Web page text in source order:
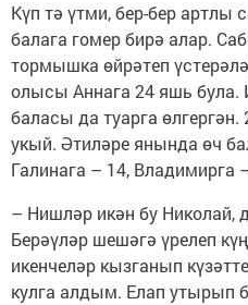
Күп тә үтми, бер-бер
балага гомер бирә алар.
тормышка өйрәтеп
олысы Аннага 24 яшь була.
баласы да туарга
укый. Әтиләре янында өч
Галинага – 14, Владимирга
– Нишләр икән бу Николай,
Берәүләр шешәгә үрелеп
икенчеләр кызганып
кулга алдым. Елап утырып